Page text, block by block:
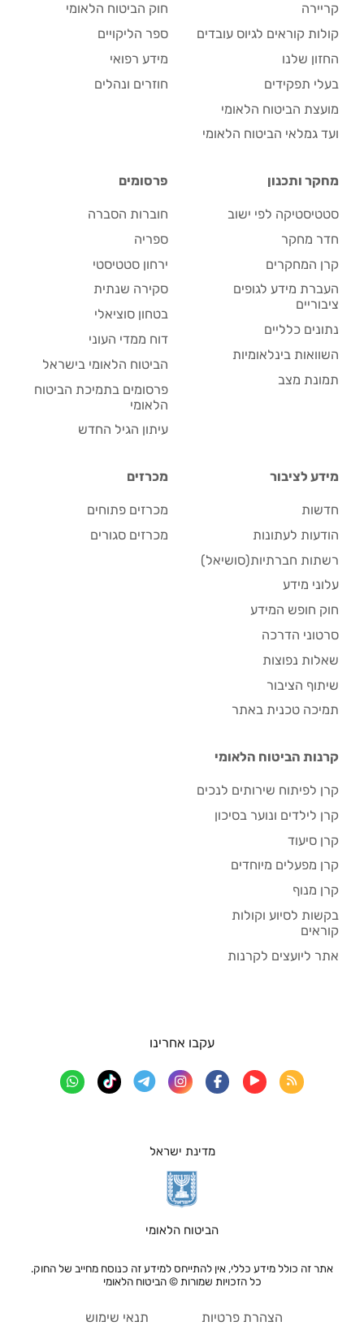
קריירה
קולות קוראים לגיוס עובדים
החזון שלנו
בעלי תפקידים
מועצת הביטוח הלאומי
ועד גמלאי הביטוח הלאומי
חוק הביטוח הלאומי
ספר הליקויים
מידע רפואי
חוזרים ונהלים
מחקר ותכנון
סטטיסטיקה לפי ישוב
חדר מחקר
קרן המחקרים
העברת מידע לגופים
ציבוריים
נתונים כלליים
השוואות בינלאומיות
תמונת מצב
פרסומים
חוברות הסברה
ספריה
ירחון סטטיסטי
סקירה שנתית
בטחון סוציאלי
דוח ממדי העוני
הביטוח הלאומי בישראל
פרסומים בתמיכת הביטוח
הלאומי
עיתון הגיל החדש
מידע לציבור
חדשות
הודעות לעתונות
רשתות חברתיות(סושיאל)
עלוני מידע
חוק חופש המידע
סרטוני הדרכה
שאלות נפוצות
שיתוף הציבור
תמיכה טכנית באתר
מכרזים
מכרזים פתוחים
מכרזים סגורים
קרנות הביטוח הלאומי
קרן לפיתוח שירותים לנכים
קרן לילדים ונוער בסיכון
קרן סיעוד
קרן מפעלים מיוחדים
קרן מנוף
בקשות לסיוע וקולות
קוראים
אתר ליועצים לקרנות
מדינת ישראל
הביטוח הלאומי
אתר זה כולל מידע כללי, אין להתייחס למידע זה כנוסח מחייב של החוק.
כל הזכויות שמורות © הביטוח הלאומי
עקבו אחרינו
הצהרת פרטיות תנאי שימוש